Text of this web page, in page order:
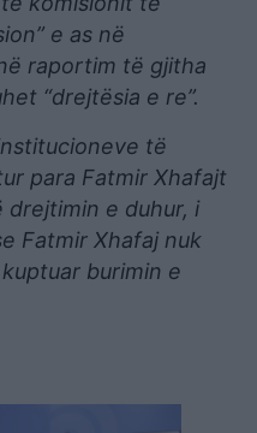
e as në
raportim të gjitha
“drejtësia e re”.
të
para Fatmir Xhafajt
drejtimin e duhur, i
Fatmir Xhafaj nuk
burimin e